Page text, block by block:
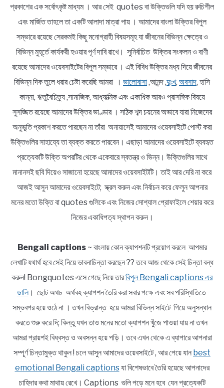
প্রকাশের এক সর্বোৎকৃষ্ট মাধ্যম । আর সেই quotes বা উক্তিগুলি যদি হয় রুচিশীল
এবং মার্জিত তাহলে তা একটি আলাদা মাত্রা পায় । আমাদের বাংলা উক্তির বিপুল
সম্ভারে রয়েছে সেরকমই কিছু মনোগ্রাহী বিষয়সমূহ যা জীবনের বিভিন্ন ক্ষেত্রে ও
বিভিন্ন মুহূর্তে কার্যকরী হওয়ার পূর্ণ দাবি রাখে। সুনির্বাচিত উক্তির সংকলন ও বাণী
রয়েছে আমাদের ওয়েবসাইটের বিপুল সম্ভারে । এই বিবিধ উক্তির মধ্য দিয়ে জীবনের
বিভিন্ন দিক তুলে ধরার চেষ্টা করেছি আমরা । ভালোবাসা,আনন্দ ,দুঃখ, অবসাদ, হাসি
কান্না, ঋতুবৈচিত্র্য ,সামাজিক, আধ্যাত্মিক এবং একাধিক আরও প্রাসঙ্গিক বিষয়ে
সুসজ্জিত রয়েছে আমাদের উক্তির ভাণ্ডার । সঠিক শব্দ চয়নের অভাবে যারা নিজেদের
অনুভূতি প্রকাশ করতে পারছেন না তাঁরা অনায়াসেই আমাদের ওয়েবসাইটে পোস্ট করা
উক্তিগুলির সাহায্যে তা ব্যক্ত করতে পারবেন। এছাড়া আমাদের ওয়েবসাইটে ব্যবহৃত
প্রত্যেকটি উক্তি অপরটির থেকে একেবারে স্বতন্ত্র ও ভিন্ন। উক্তিগুলির সাথে
মানানসই ছবি দিয়েও সাজানো হয়েছে আমাদের ওয়েবসাইটটি। তাই আর দেরি না করে
আজই আসুন আমাদের ওয়েবসাইটে; স্ক্রল করুন এবং নির্বাচন করে ফেলুন আপনার
মনের মতো উক্তি বা quotes গুলিকে এবং নিজের সোশ্যাল প্রোফাইলে শেয়ার করে
নিজের একাধিপত্য স্থাপন করুন।
Bengali captions~ বাংলায় কোন ক্যাপশনটি প্রয়োগ করলে আপমার
লেখাটি যথার্থ হবে সেই নিয়ে ভাবনাচিন্তা করছেন ?? তবে আজ থেকে সেই চিন্তা বন্ধ
করুন! Bongquotes এসে গেছে নিয়ে তারবিপুল Bengali captions এর
ডালি। ছোট অথচ অর্থবহ ক্যাপশন তৈরি করা সবার পক্ষে এবং সব পরিস্থিতিতে
সম্ভবপর হয়ে ওঠে না । তখন বিভ্রান্ত হয়ে আমরা বিভিন্ন সাইটে গিয়ে অনুসন্ধান
করতে শুরু করে দি; কিন্তু যখন তাও মনের মতো ক্যাপশন খুঁজে পাওয়া যায় না তখন
আমরা প্রায়শই বিধ্বস্ত ও অবসন্ন হয়ে পড়ি। তবে এখন থেকে এ ব্যাপারে আপনারা
সম্পূর্ণ চিন্তামুক্ত থাকুন ! চলে আসুন আমাদের ওয়েবসাইটে , আর পেয়ে যান best
emotional Bengali captionsযা বিশেষভাবে তৈরি হয়েছে আপনাদের
চাহিদার কথা মাথায় রেখে। Captions গুলি পড়ে মনে হবে যেন প্রত্যেকটি